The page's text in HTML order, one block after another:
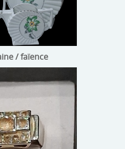
/ faïence